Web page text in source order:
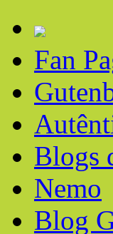
Fan
Blogs
Nemo
Blog